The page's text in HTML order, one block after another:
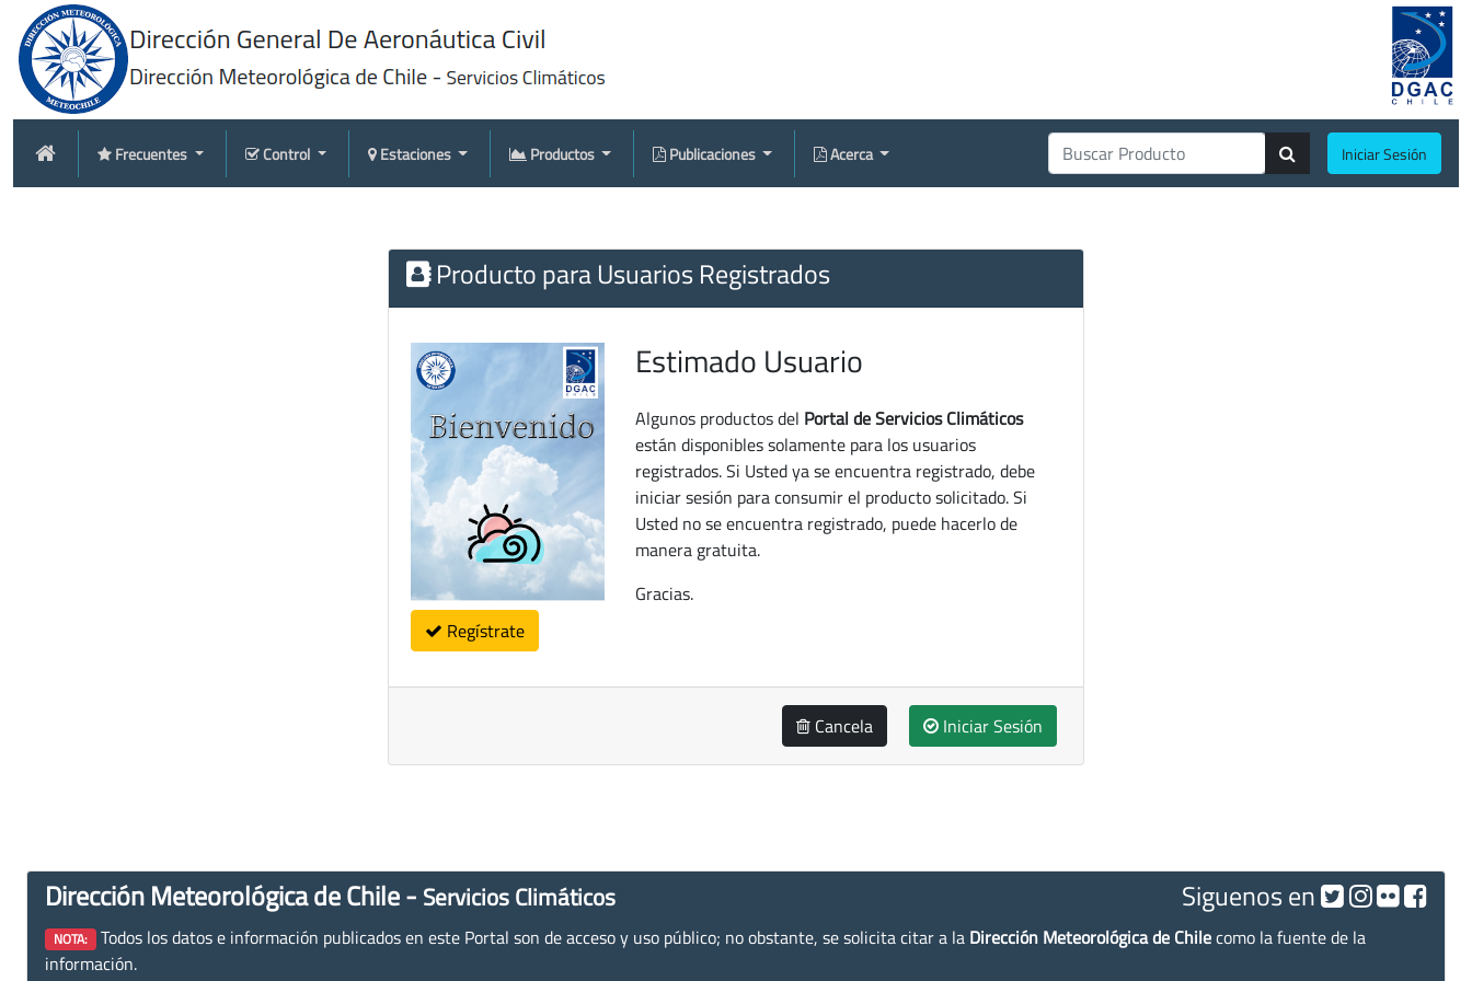
Frecuentes Control Estaciones Productos Publicaciones Acerca Iniciar Sesión
Producto para Usuarios Registrados
Regístrate
Estimado Usuario
Algunos productos del Portal de Servicios Climáticos
están disponibles solamente para los usuarios
registrados. Si Usted ya se encuentra registrado, debe
iniciar sesión para consumir el producto solicitado. Si
Usted no se encuentra registrado, puede hacerlo de
manera gratuita.
Gracias.
Cancela Iniciar Sesión
Dirección Meteorológica de Chile - Servicios Climáticos Siguenos en
NOTA: Todos los datos e información publicados en este Portal son de acceso y uso público; no obstante, se solicita citar a la Dirección Meteorológica de Chilecomo la fuente de la
información.